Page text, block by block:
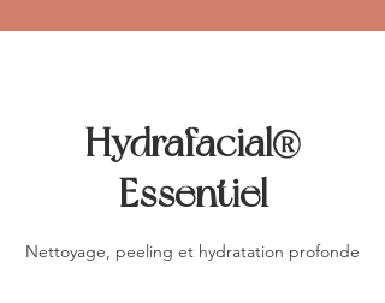
Hydrafacial®
Essentiel
Nettoyage, peeling et hydratation profonde